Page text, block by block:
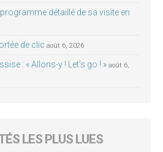
détaillé de sa visite en
de clic août 6, 2026
: « Allons-y ! Let’s go ! » août 6,
LES PLUS LUES